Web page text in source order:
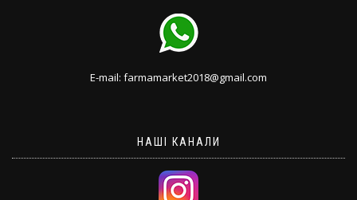
E-mail: farmamarket2018@gmail.com
НАШІ КАНАЛИ